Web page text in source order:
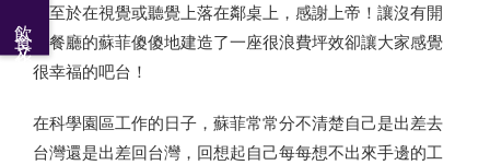
飲食文化 不至於在視覺或聽覺上落在鄰桌上，感謝上帝！讓沒有開
過餐廳的蘇菲傻傻地建造了一座很浪費坪效卻讓大家感覺
很幸福的吧台！
在科學園區工作的日子，蘇菲常常分不清楚自己是出差去
台灣還是出差回台灣，回想起自己每每想不出來手邊的工